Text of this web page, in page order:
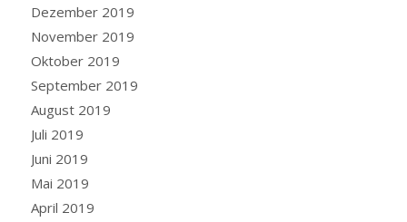
Dezember 2019
November 2019
Oktober 2019
September 2019
August 2019
Juli 2019
Juni 2019
Mai 2019
April 2019